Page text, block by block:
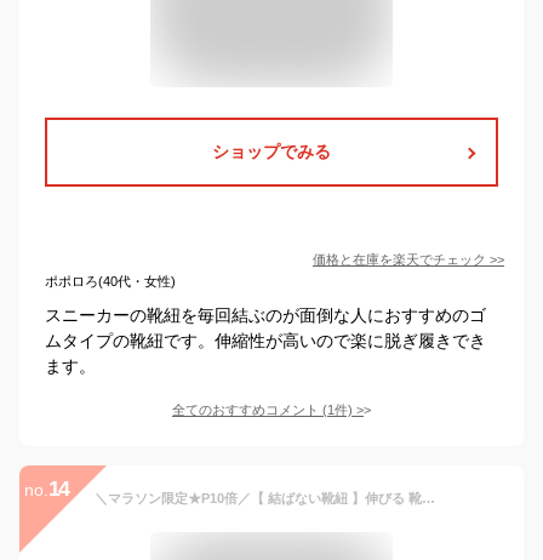
ショップでみる
価格と在庫を楽天でチェック >>
ポポロろ(40代・女性)
スニーカーの靴紐を毎回結ぶのが面倒な人におすすめのゴ
ムタイプの靴紐です。伸縮性が高いので楽に脱ぎ履きでき
ます。
全てのおすすめコメント (1件) >
no. 14 ＼マラソン限定★P10倍／【 結ばない靴紐 】伸びる 靴紐 靴ひもゴム ほどけない シューレース 子供 スニーカー くつ 革靴 金具 留め具 黒 白 赤 青 緑 紫 黄色 水色 ハイカット スニーカー バッシュ 靴ひも シューレース くつひも 大人 子供 無地 シンプル ダクション